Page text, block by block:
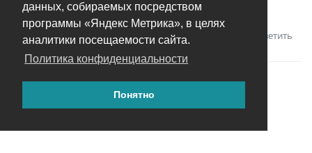
данных, собираемых посредством
программы «Яндекс Метрика», в целях
аналитики посещаемости сайта.
Политика конфиденциальности
Понятно
Причем в Finder он доступен
Ответить